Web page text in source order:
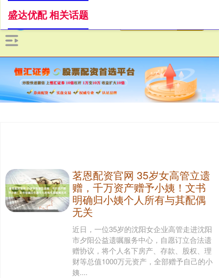
盛达优配 相关话题
茗恩配资官网 35岁女高管立遗
赠，千万资产赠予小姨！文书
明确归小姨个人所有与其配偶
无关
近日，一位35岁的沈阳女企业高管走进沈阳
市夕阳公益遗嘱服务中心，自愿订立合法遗
赠协议，将个人名下房产、存款、股权、理
财等总值1000万元资产，全部赠予自己的小
姨....